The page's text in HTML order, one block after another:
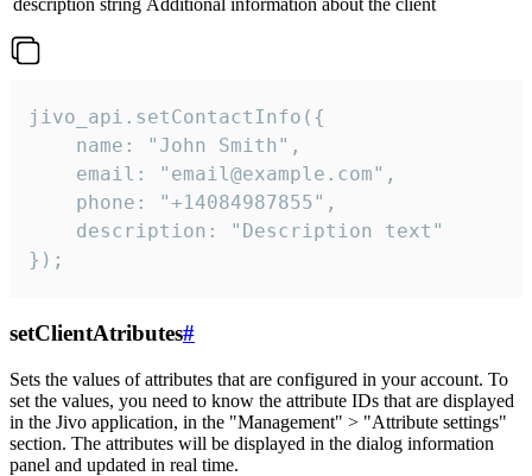
description string Additional information about the client
jivo_api.setContactInfo({
    name: "John Smith",
    email: "email@example.com",
    phone: "+14084987855",
    description: "Description text"
});
setClientAtributes#
Sets the values ​​of attributes that are configured in your account. To
set the values, you need to know the attribute IDs that are displayed
in the Jivo application, in the "Management" > "Attribute settings"
section. The attributes will be displayed in the dialog information
panel and updated in real time.